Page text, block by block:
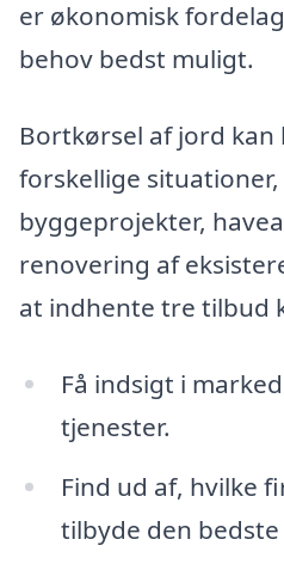
er økonomisk
behov bedst muligt.
Bortkørsel af jord kan
forskellige situationer,
byggeprojekter,
renovering af
at indhente tre tilbud
Få indsigt i
tjenester.
Find ud af, hvilke
tilbyde den bedste